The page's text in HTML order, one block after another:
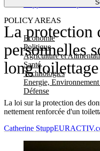
POLICY AREAS
Economie
Politique
Agriculture et
Santé
Technologies
Energie,
Défense
La protection
personnelles
long toilettage
La loi sur la protection des
nettement renforcée d'un
Catherine Stupp